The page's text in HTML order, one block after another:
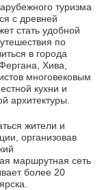
туризма
с древней
стать удобной
по
в города
Хива,
многовековым
кухни и
архитектуры.
жители и
организовав
маршрутная сеть
более 20